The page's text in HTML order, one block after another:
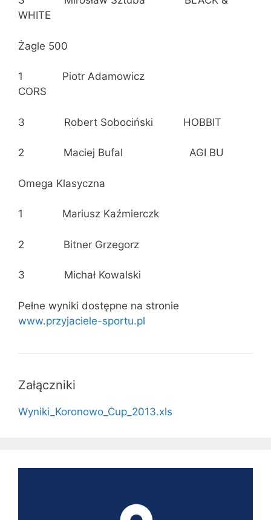
WHITE
Żagle 500
1 Piotr Adamowicz
CORS
3 Robert Sobociński HOBBIT
2 Maciej Bufal AGI BU
Omega Klasyczna
1 Mariusz Kaźmierczk
2 Bitner Grzegorz
3 Michał Kowalski
Pełne wyniki dostępne na stronie
www.przyjaciele-sportu.pl
Załączniki
Wyniki_Koronowo_Cup_2013.xls